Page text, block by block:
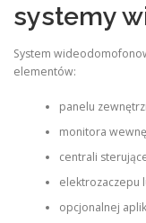
systemy
System
elementów:
panelu
monitora
centrali
elektrozaczepu
opcjonalnej